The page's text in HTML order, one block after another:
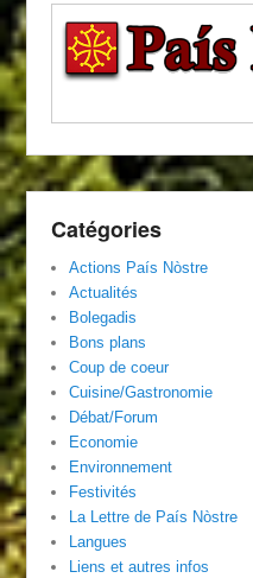
Catégories
Actions País Nòstre
Actualités
Bolegadis
Bons plans
Coup de coeur
Cuisine/Gastronomie
Débat/Forum
Economie
Environnement
Festivités
La Lettre de País Nòstre
Langues
Liens et autres infos